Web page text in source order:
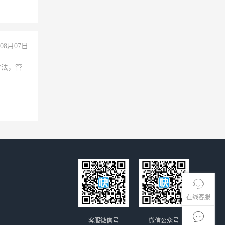
在线客服
08月07日
，管
微信公众号
客服微信号